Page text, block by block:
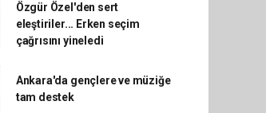
Özgür Özel'den sert
eleştiriler... Erken seçim
çağrısını yineledi
Ankara'da gençlere ve müziğe
tam destek